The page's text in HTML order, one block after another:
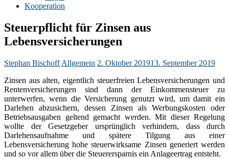
Kooperation
Steuerpflicht für Zinsen aus
Lebensversicherungen
Stephan Bischoff Allgemein 2. Oktober 201913. September 2019
Zinsen aus alten, eigentlich steuerfreien Lebensversicherungen und
Rentenversicherungen sind dann der Einkommensteuer zu
unterwerfen, wenn die Versicherung genutzt wird, um damit ein
Darlehen abzusichern, dessen Zinsen als Werbungskosten oder
Betriebsausgaben geltend gemacht werden. Mit dieser Regelung
wollte der Gesetzgeber ursprünglich verhindern, dass durch
Darlehensaufnahme und spätere Tilgung aus einer
Lebensversicherung hohe steuerwirksame Zinsen generiert werden
und so vor allem über die Steuerersparnis ein Anlageertrag entsteht.